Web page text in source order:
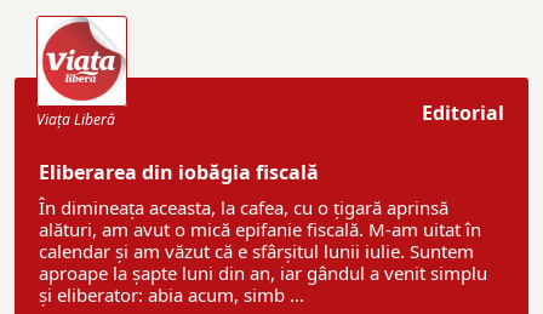
Editorial
Viaţa Liberă
Eliberarea din iobăgia fiscală
În dimineața aceasta, la cafea, cu o țigară aprinsă
alături, am avut o mică epifanie fiscală. M-am uitat în
calendar și am văzut că e sfârșitul lunii iulie. Suntem
aproape la șapte luni din an, iar gândul a venit simplu
și eliberator: abia acum, simb ...